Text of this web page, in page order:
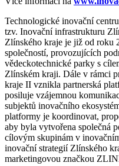
Technologické inovační
tzv. Inovační infrastrukturu
Zlínského kraje je již od roku
společností, provozujících
vědeckotechnické parky s
Zlínském kraji. Dále v rámci
kraje II vznikla partnerská
posiluje vzájemnou
subjektů inovačního
platformy je koordinovat,
aby byla vytvořena společná
cílovým skupinám v
inovační strategií Zlínského
marketingovou značkou